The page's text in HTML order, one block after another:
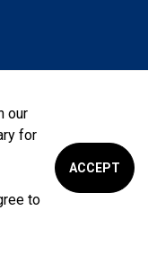
our
for
to
ACCEPT